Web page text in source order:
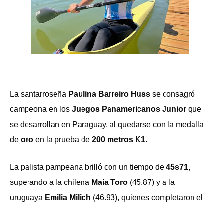
La santarroseña Paulina Barreiro Huss se consagró
campeona en los Juegos Panamericanos Junior que
se desarrollan en Paraguay, al quedarse con la medalla
de oro en la prueba de 200 metros K1.
La palista pampeana brilló con un tiempo de 45s71,
superando a la chilena Maia Toro (45.87) y a la
uruguaya Emilia Milich (46.93), quienes completaron el